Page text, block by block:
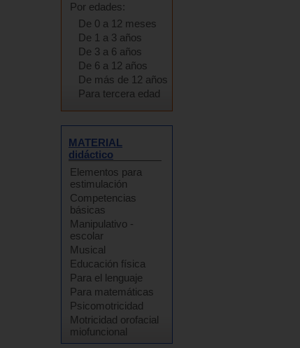
Por edades:
De 0 a 12 meses
De 1 a 3 años
De 3 a 6 años
De 6 a 12 años
De más de 12 años
Para tercera edad
MATERIAL
didáctico
Elementos para
estimulación
Competencias
básicas
Manipulativo -
escolar
Musical
Educación física
Para el lenguaje
Para matemáticas
Psicomotricidad
Motricidad orofacial
miofuncional